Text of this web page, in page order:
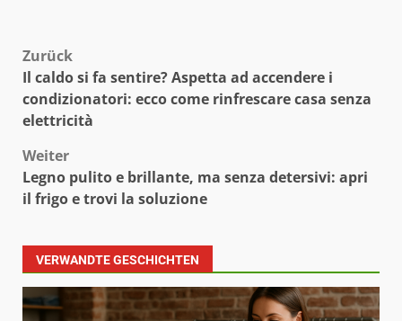
Beitragsnavigation
Zurück
Il caldo si fa sentire? Aspetta ad accendere i
condizionatori: ecco come rinfrescare casa senza
elettricità
Weiter
Legno pulito e brillante, ma senza detersivi: apri
il frigo e trovi la soluzione
VERWANDTE GESCHICHTEN